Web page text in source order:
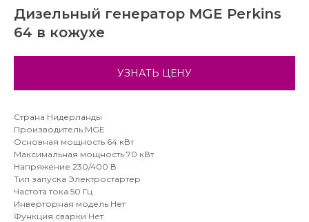
Дизельный генератор MGE Perkins
64 в кожухе
УЗНАТЬ ЦЕНУ
Страна Нидерланды
Производитель MGE
Основная мощность 64 кВт
Максимальная мощность 70 кВт
Напряжение 230/400 В
Тип запуска Электростартер
Частота тока 50 Гц
Инверторная модель Нет
Функция сварки Нет